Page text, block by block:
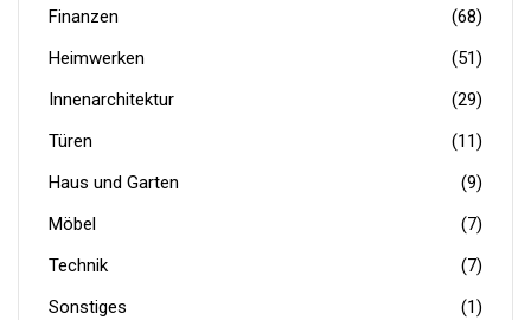
Finanzen
(68)
Heimwerken
(51)
Innenarchitektur
(29)
Türen
(11)
Haus und Garten
(9)
Möbel
(7)
Technik
(7)
Sonstiges
(1)